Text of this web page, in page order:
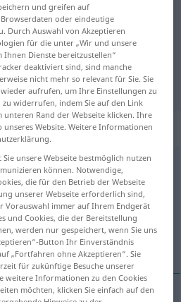
Übersetzung für
Übersetzung
anklicken/antippen)
und greifen auf
oder eindeutige
Durch Auswahl von Akzeptieren
für die unter „Wir und unsere
Dienste bereitzustellen“
deaktiviert sind, sind manche
nicht mehr so relevant für Sie. Sie
aufrufen, um Ihre Einstellungen zu
widerrufen, indem Sie auf den Link
unteren Rand der Webseite klicken. Ihre
Website. Weitere Informationen
unsere Webseite bestmöglich nutzen
können. Notwendige,
die für den Betrieb der Webseite
unserer Webseite erforderlich sind,
Vorauswahl immer auf Ihrem Endgerät
und Cookies, die der Bereitstellung
werden nur gespeichert, wenn Sie uns
Button Ihr Einverständnis
„Fortfahren ohne Akzeptieren“. Sie
für zukünftige Besuche unserer
weitere Informationen zu den Cookies
möchten, klicken Sie einfach auf den